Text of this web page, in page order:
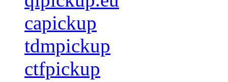
capickup
tdmpickup
ctfpickup